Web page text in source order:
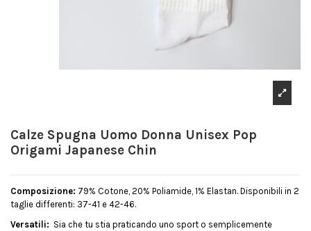
Calze Spugna Uomo Donna Unisex Pop
Origami Japanese Chin
Composizione: 79% Cotone, 20% Poliamide, 1% Elastan. Disponibili in 2
taglie differenti: 37-41 e 42-46.
Versatili: Sia che tu stia praticando uno sport o semplicemente